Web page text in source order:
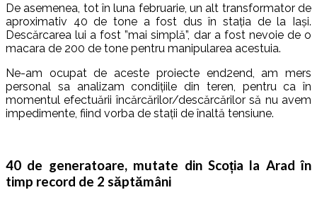
De asemenea, tot în luna februarie, un alt transformator de
aproximativ 40 de tone a fost dus în stația de la Iași.
Descărcarea lui a fost ”mai simplă”, dar a fost nevoie de o
macara de 200 de tone pentru manipularea acestuia.
Ne-am ocupat de aceste proiecte end2end, am mers
personal sa analizam condițiile din teren, pentru ca în
momentul efectuării încărcărilor/descărcărilor să nu avem
impedimente, fiind vorba de stații de înaltă tensiune.
40 de generatoare, mutate din Scoția la Arad în
timp record de 2 săptămâni